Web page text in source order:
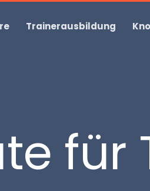
Trainerausbildung
für